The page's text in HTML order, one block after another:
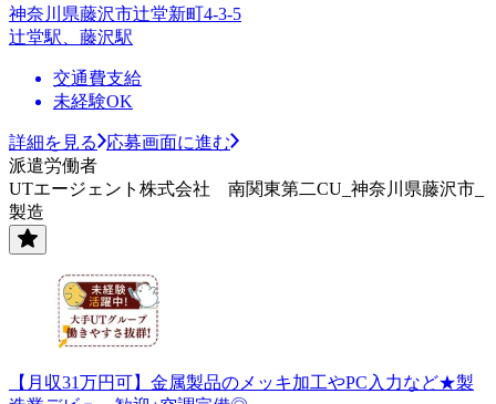
神奈川県藤沢市辻堂新町4-3-5
辻堂駅、藤沢駅
交通費支給
未経験OK
詳細を見る
応募画面に進む
派遣労働者
UTエージェント株式会社 南関東第二CU_神奈川県藤沢市_
製造
【月収31万円可】金属製品のメッキ加工やPC入力など★製